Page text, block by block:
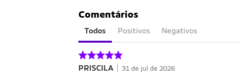
Comentários
Todos Positivos Negativos
PRISCILA 31 de jul de 2026